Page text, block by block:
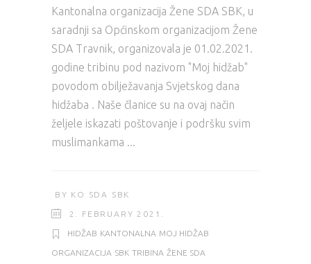
Kantonalna organizacija Žene SDA SBK, u
saradnji sa Općinskom organizacijom Žene
SDA Travnik, organizovala je 01.02.2021.
godine tribinu pod nazivom "Moj hidžab"
povodom obilježavanja Svjetskog dana
hidžaba . Naše članice su na ovaj način
željele iskazati poštovanje i podršku svim
muslimankama
BY KO SDA SBK
2. FEBRUARY 2021.
HIDŽAB KANTONALNA MOJ HIDŽAB
ORGANIZACIJA SBK TRIBINA ŽENE SDA